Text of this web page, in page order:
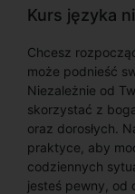
Kurs języka
Chcesz
może podnieść
Niezależnie od
skorzystać z
oraz dorosłych.
praktyce, aby
codziennych
jesteś pewny, od